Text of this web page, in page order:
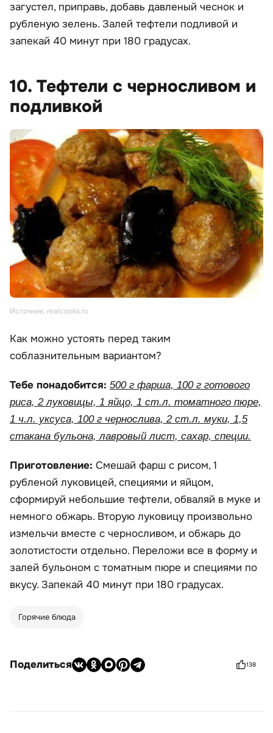
загустел, приправь, добавь давленый чеснок и
рубленую зелень. Залей тефтели подливой и
запекай 40 минут при 180 градусах.
10. Тефтели с черносливом и
подливкой
Источник: realcooks.ru
Как можно устоять перед таким
соблазнительным вариантом?
Тебе понадобится: 500 г фарша, 100 г готового
риса, 2 луковицы, 1 яйцо, 1 ст.л. томатного пюре,
1 ч.л. уксуса, 100 г чернослива, 2 ст.л. муки, 1,5
стакана бульона, лавровый лист, сахар, специи.
Приготовление: Смешай фарш с рисом, 1
рубленой луковицей, специями и яйцом,
сформируй небольшие тефтели, обваляй в муке и
немного обжарь. Вторую луковицу произвольно
измельчи вместе с черносливом, и обжарь до
золотистости отдельно. Переложи все в форму и
залей бульоном с томатным пюре и специями по
вкусу. Запекай 40 минут при 180 градусах.
Горячие блюда
Поделиться 138